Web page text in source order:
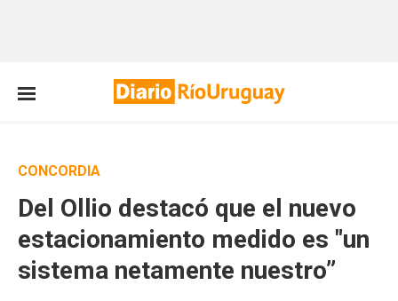
CONCORDIA
Del Ollio destacó que el nuevo
estacionamiento medido es "un
sistema netamente nuestro”